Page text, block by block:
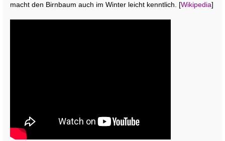
macht den Birnbaum auch im Winter leicht kenntlich. [Wikipedia]